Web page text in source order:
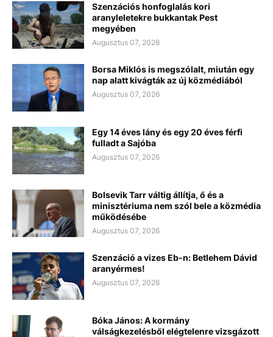
Szenzációs honfoglalás kori
aranyleletekre bukkantak Pest
megyében
Augusztus 07, 2026
Borsa Miklós is megszólalt, miután egy
nap alatt kivágták az új közmédiából
Augusztus 07, 2026
Egy 14 éves lány és egy 20 éves férfi
fulladt a Sajóba
Augusztus 07, 2026
Bolsevik Tarr váltig állítja, ő és a
minisztériuma nem szól bele a közmédia
működésébe
Augusztus 07, 2026
Szenzáció a vizes Eb-n: Betlehem Dávid
aranyérmes!
Augusztus 07, 2026
Bóka János: A kormány
válságkezelésből elégtelenre vizsgázott